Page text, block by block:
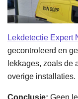
Lekdetectie Expert
gecontroleerd en
lekkages, zoals de
overige installaties.
Conclusie: Geen